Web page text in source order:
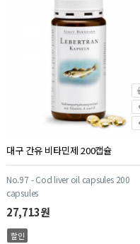
대구 간유 비타민제 200캡슐
No.97 - Cod liver oil capsules 200
capsules
27,713원
할인